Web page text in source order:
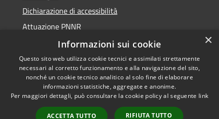
Dichiarazione di accessibilità
Attuazione PNNR
Whistleblowing
RSS
Accessibilità
Copyright © 2026 • Comune di
Municipium• Accesso
×
Informazioni sui cookie
Questo sito web utilizza cookie tecnici e assimilati strettamente
necessari al corretto funzionamento e alla navigazione del sito,
nonché un cookie tecnico analitico al solo fine di elaborare
informazioni statistiche, aggregate e anonime.
Per maggiori dettagli, può consultare la cookie policy al seguente link
ACCETTA TUTTO RIFIUTA TUTTO